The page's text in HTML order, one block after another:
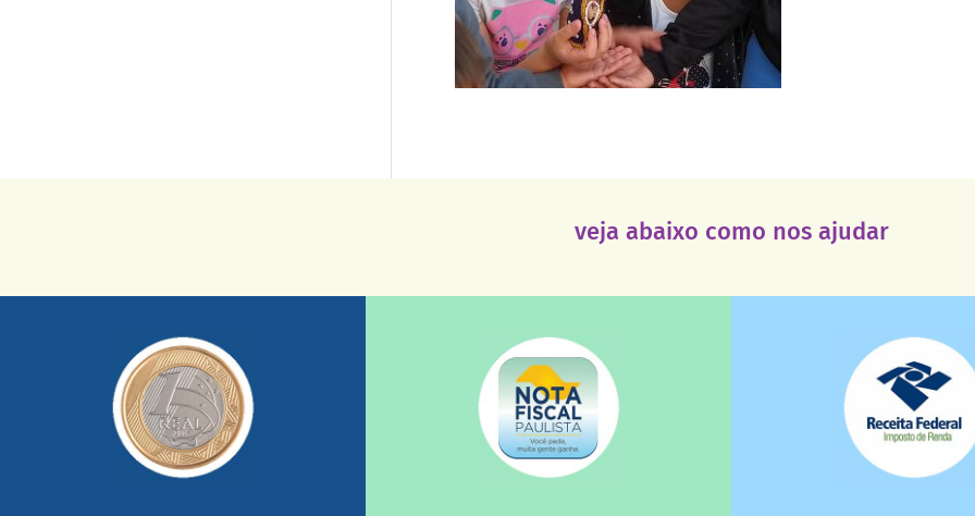
veja abaixo como nos ajudar
nossos relatórios mensais por e-mail
mostrando tudo o que fizemos com a
sua ajuda somada a de outras pessoas.
saiba mais
saiba mais
deixa de ir para o
saiba mais